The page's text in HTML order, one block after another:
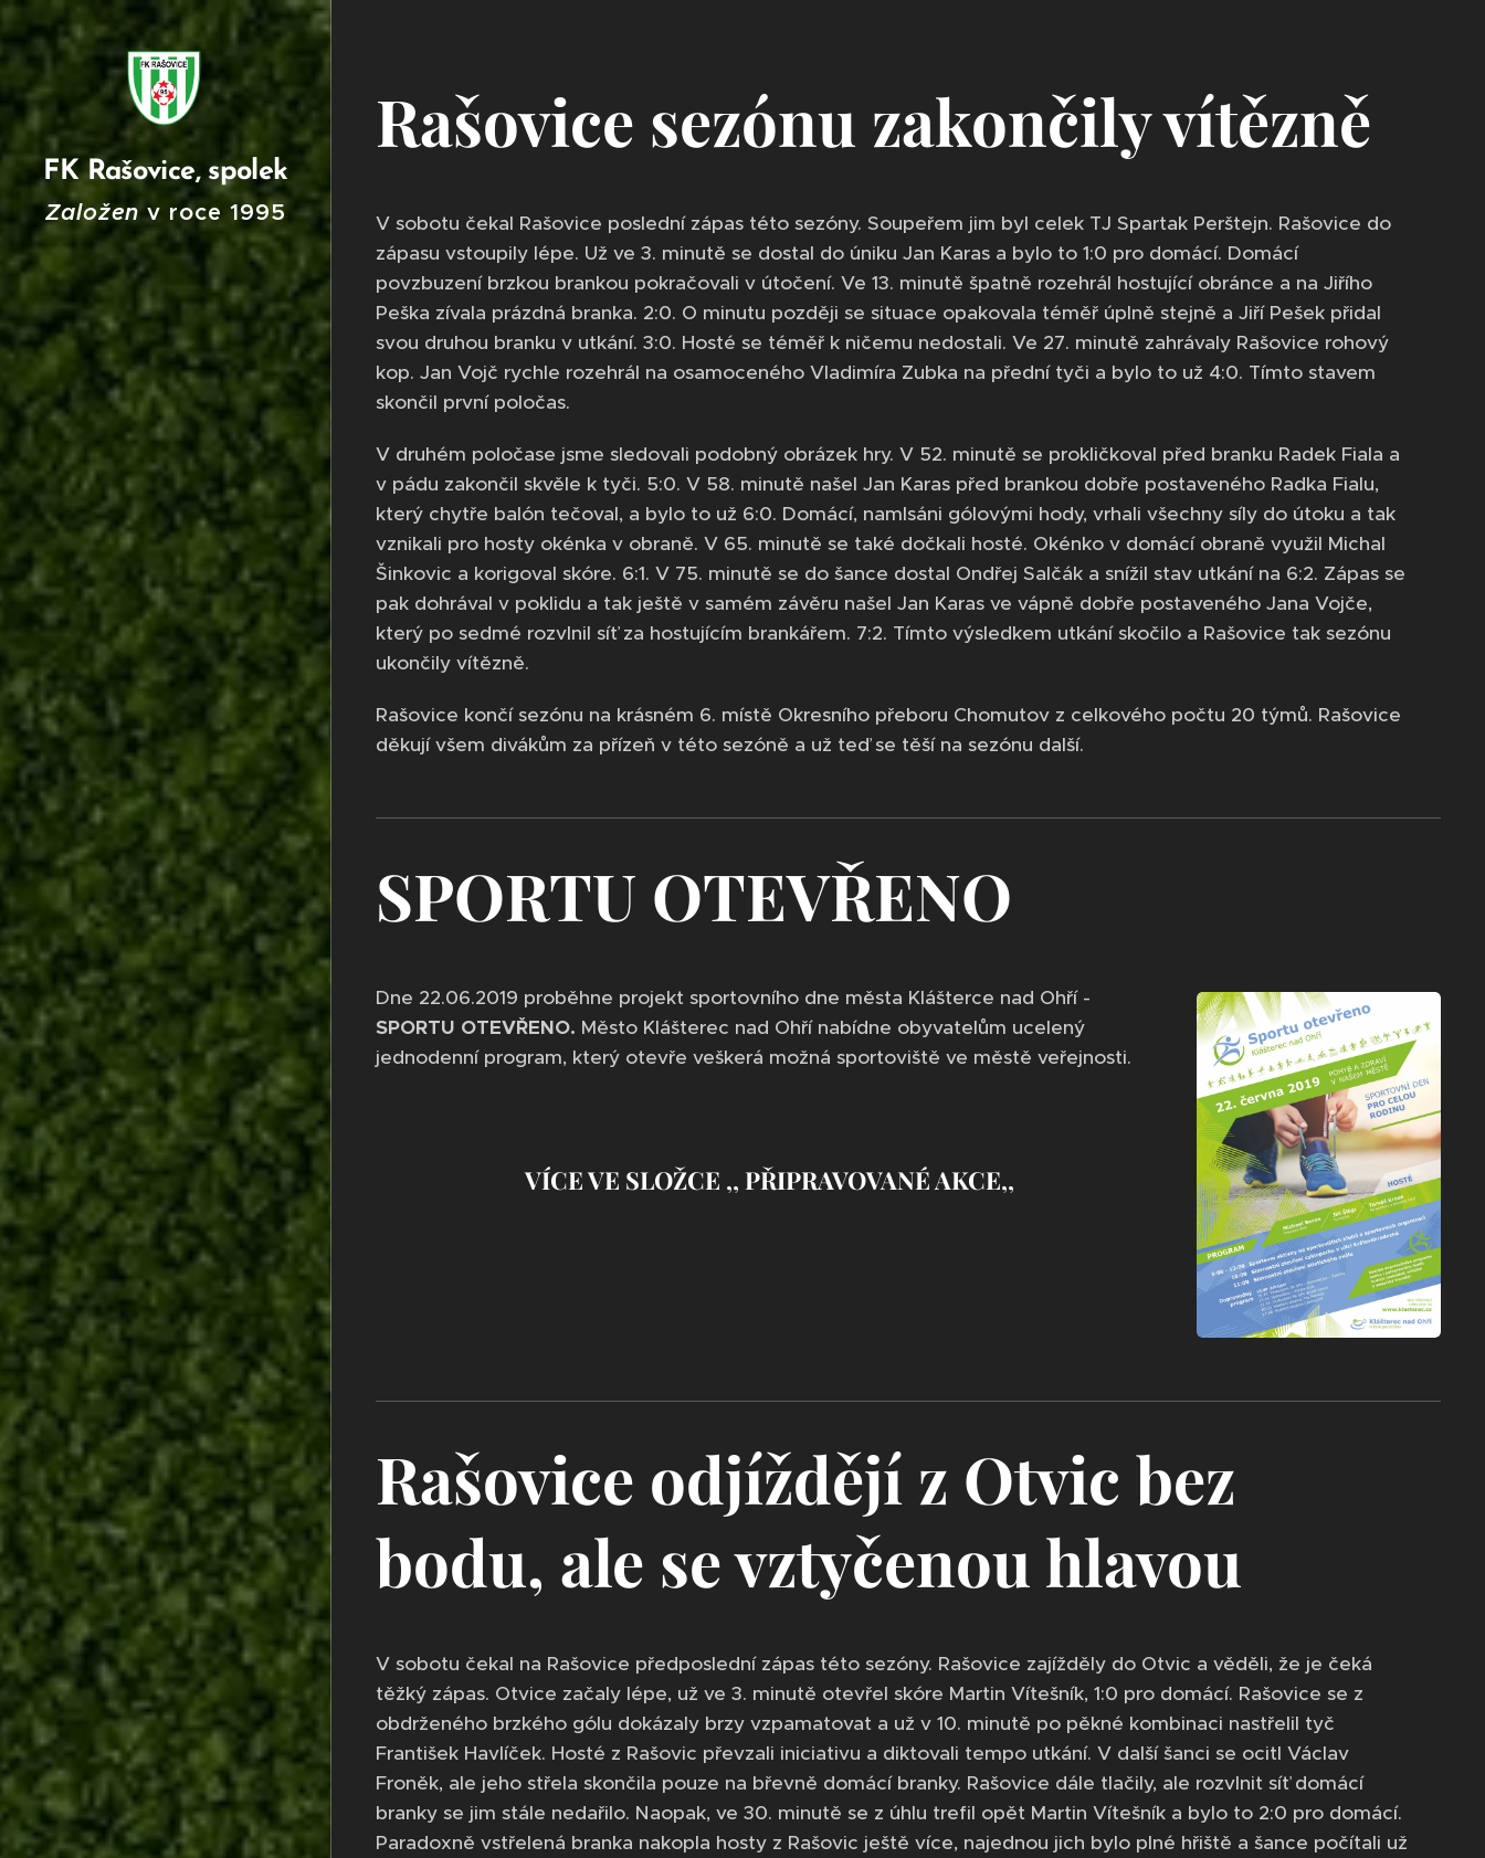
FK Rašovice, spolek
Založenv roce 1995
Rašovice sezónu zakončily vítězně
V sobotu čekal Rašovice poslední zápas této sezóny. Soupeřem jim byl celek TJ Spartak Perštejn. Rašovice do
zápasu vstoupily lépe. Už ve 3. minutě se dostal do úniku Jan Karas a bylo to 1:0 pro domácí. Domácí
povzbuzení brzkou brankou pokračovali v útočení. Ve 13. minutě špatně rozehrál hostující obránce a na Jiřího
Peška zívala prázdná branka. 2:0. O minutu později se situace opakovala téměř úplně stejně a Jiří Pešek přidal
svou druhou branku v utkání. 3:0. Hosté se téměř k ničemu nedostali. Ve 27. minutě zahrávaly Rašovice rohový
kop. Jan Vojč rychle rozehrál na osamoceného Vladimíra Zubka na přední tyči a bylo to už 4:0. Tímto stavem
skončil první poločas.
V druhém poločase jsme sledovali podobný obrázek hry. V 52. minutě se prokličkoval před branku Radek Fiala a
v pádu zakončil skvěle k tyči. 5:0. V 58. minutě našel Jan Karas před brankou dobře postaveného Radka Fialu,
který chytře balón tečoval, a bylo to už 6:0. Domácí, namlsáni gólovými hody, vrhali všechny síly do útoku a tak
vznikali pro hosty okénka v obraně. V 65. minutě se také dočkali hosté. Okénko v domácí obraně využil Michal
Šinkovic a korigoval skóre. 6:1. V 75. minutě se do šance dostal Ondřej Salčák a snížil stav utkání na 6:2. Zápas se
pak dohrával v poklidu a tak ještě v samém závěru našel Jan Karas ve vápně dobře postaveného Jana Vojče,
který po sedmé rozvlnil síť za hostujícím brankářem. 7:2. Tímto výsledkem utkání skočilo a Rašovice tak sezónu
ukončily vítězně.
Rašovice končí sezónu na krásném 6. místě Okresního přeboru Chomutov z celkového počtu 20 týmů. Rašovice
děkují všem divákům za přízeň v této sezóně a už teď se těší na sezónu další.
SPORTU OTEVŘENO
Dne 22.06.2019 proběhne projekt sportovního dne města Klášterce nad Ohří -
SPORTU OTEVŘENO. Město Klášterec nad Ohří nabídne obyvatelům ucelený
jednodenní program, který otevře veškerá možná sportoviště ve městě veřejnosti.
VÍCE VE SLOŽCE ,, PŘIPRAVOVANÉ AKCE,,
Rašovice odjíždějí z Otvic bez
bodu, ale se vztyčenou hlavou
V sobotu čekal na Rašovice předposlední zápas této sezóny. Rašovice zajížděly do Otvic a věděli, že je čeká
těžký zápas. Otvice začaly lépe, už ve 3. minutě otevřel skóre Martin Vítešník, 1:0 pro domácí. Rašovice se z
obdrženého brzkého gólu dokázaly brzy vzpamatovat a už v 10. minutě po pěkné kombinaci nastřelil tyč
František Havlíček. Hosté z Rašovic převzali iniciativu a diktovali tempo utkání. V další šanci se ocitl Václav
Froněk, ale jeho střela skončila pouze na břevně domácí branky. Rašovice dále tlačily, ale rozvlnit síť domácí
branky se jim stále nedařilo. Naopak, ve 30. minutě se z úhlu trefil opět Martin Vítešník a bylo to 2:0 pro domácí.
Paradoxně vstřelená branka nakopla hosty z Rašovic ještě více, najednou jich bylo plné hřiště a šance počítali už